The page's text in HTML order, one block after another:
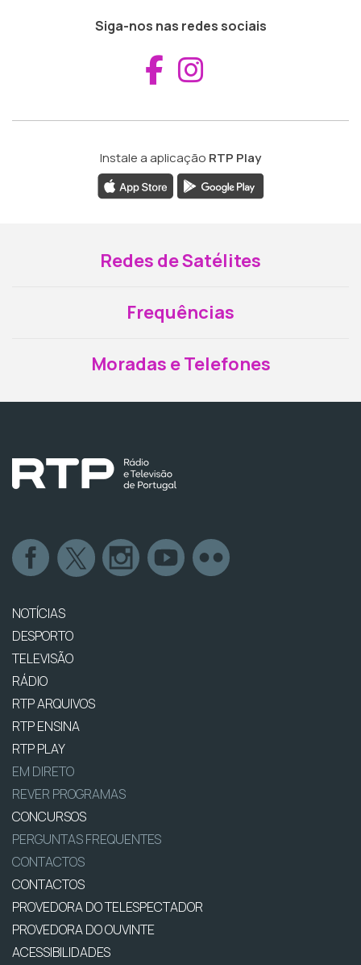
Siga-nos nas redes sociais
Aceder ao
Instale a aplicação RTP Play
Redes de Satélites
Frequências
Moradas e Telefones
NOTÍCIAS
DESPORTO
TELEVISÃO
RÁDIO
RTP ARQUIVOS
RTP ENSINA
RTP PLAY
EM DIRETO
REVER PROGRAMAS
CONCURSOS
PERGUNTAS FREQUENTES
CONTACTOS
CONTACTOS
PROVEDORA DO TELESPECTADOR
PROVEDORA DO OUVINTE
ACESSIBILIDADES